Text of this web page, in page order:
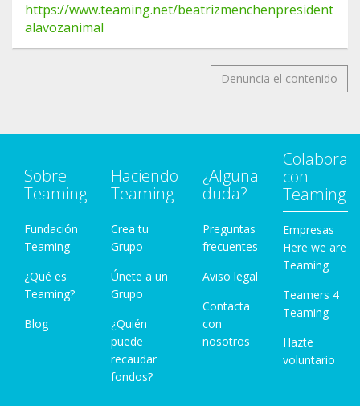
https://www.teaming.net/beatrizmenchenpresident
alavozanimal
Denuncia el contenido
Sobre
Teaming
Fundación
Teaming
¿Qué es
Teaming?
Blog
Haciendo
Teaming
Crea tu
Grupo
Únete a un
Grupo
¿Quién
puede
recaudar
fondos?
¿Alguna
duda?
Preguntas
frecuentes
Aviso legal
Contacta
con
nosotros
Colabora
con
Teaming
Empresas
Here we are
Teaming
Teamers 4
Teaming
Hazte
voluntario